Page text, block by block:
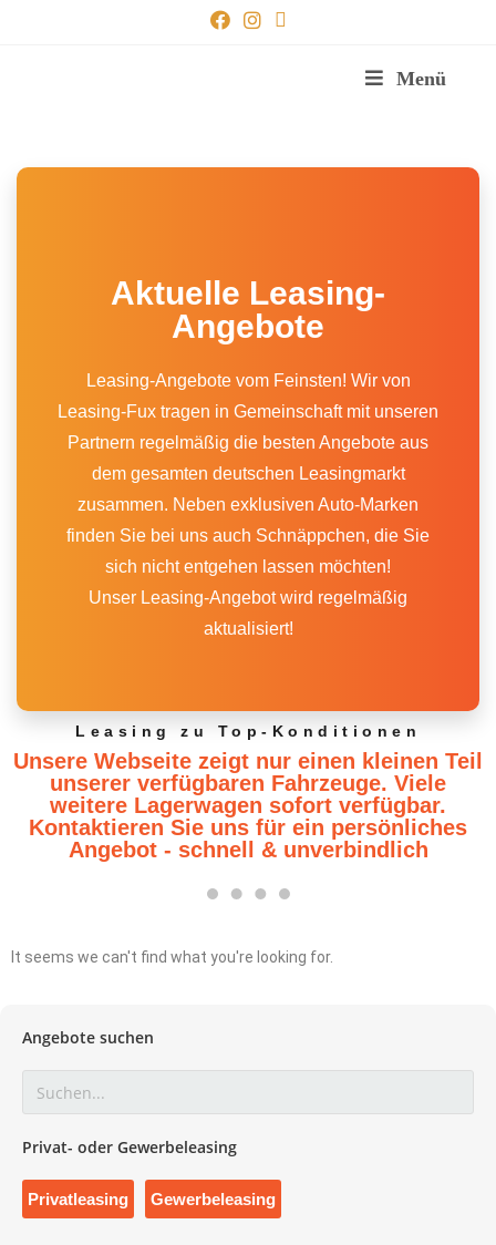
Menü
Aktuelle Leasing-
Angebote
Leasing-Angebote vom Feinsten! Wir von
Leasing-Fux tragen in Gemeinschaft mit unseren
Partnern regelmäßig die besten Angebote aus
dem gesamten deutschen Leasingmarkt
zusammen. Neben exklusiven Auto-Marken
finden Sie bei uns auch Schnäppchen, die Sie
sich nicht entgehen lassen möchten!
Unser Leasing-Angebot wird regelmäßig
aktualisiert!
Leasing zu Top-Konditionen
Unsere Webseite zeigt nur einen kleinen Teil
unserer verfügbaren Fahrzeuge. Viele
weitere Lagerwagen sofort verfügbar.
Kontaktieren Sie uns für ein persönliches
Angebot - schnell & unverbindlich
Angebote suchen
Privat- oder Gewerbeleasing
Privatleasing Gewerbeleasing
It seems we can't find what you're looking for.